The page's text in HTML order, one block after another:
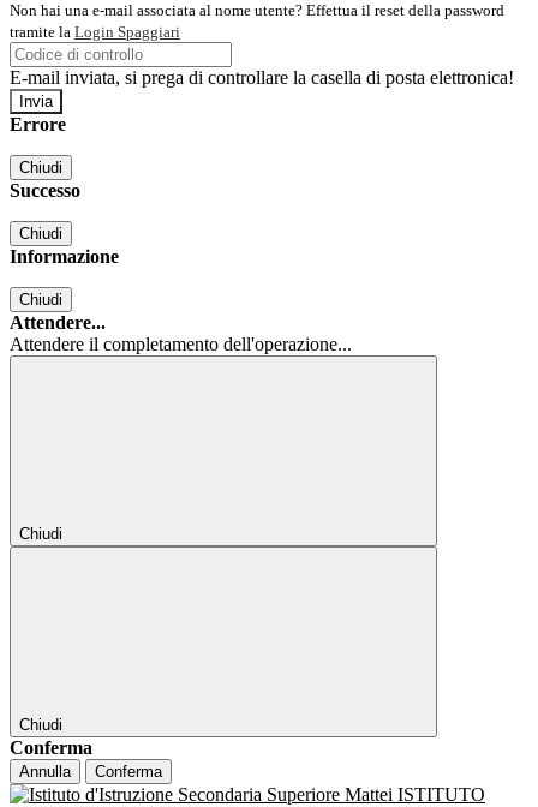
Non hai una e-mail associata al nome utente? Effettua il reset della password
tramite la Login Spaggiari
E-mail inviata, si prega di controllare la casella di posta elettronica!
Errore
Chiudi
Successo
Chiudi
Informazione
Chiudi
Attendere...
Attendere il completamento dell'operazione...
Chiudi
Chiudi
Conferma
Annulla Conferma
ISTITUTO